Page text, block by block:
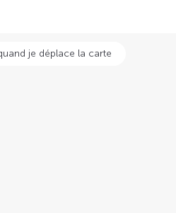
je déplace la carte